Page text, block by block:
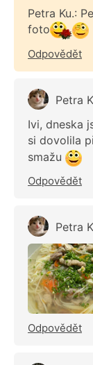
Petra Ku.:
foto
Odpovědět
Petra
Ivi, dneska
si dovolila
smažu
Odpovědět
Petra
Odpovědět